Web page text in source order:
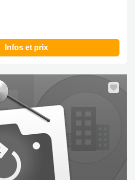
Infos et prix